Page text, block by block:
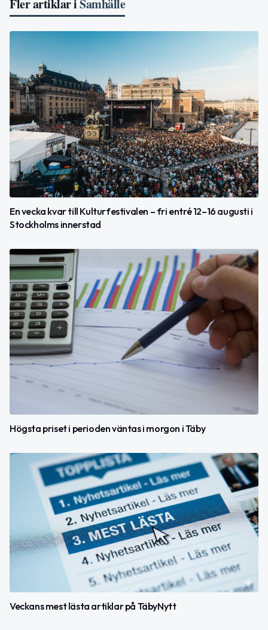
Fler artiklar iSamhälle
En vecka kvar till Kulturfestivalen – fri entré 12–16 augusti i
Stockholms innerstad
Högsta priset i perioden väntas i morgon i Täby
Veckans mest lästa artiklar på TäbyNytt